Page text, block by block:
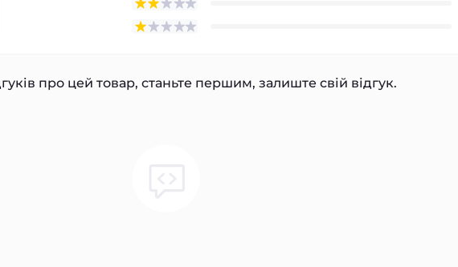
про цей товар, станьте першим, залиште свій відгук.